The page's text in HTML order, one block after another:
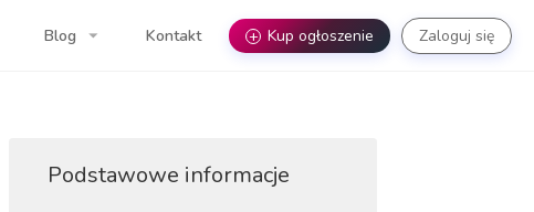
Blog Kontakt + Kup ogłoszenie Zaloguj się
Podstawowe informacje